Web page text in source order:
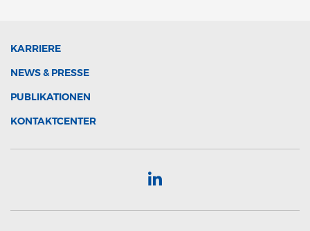
KARRIERE
NEWS & PRESSE
PUBLIKATIONEN
KONTAKTCENTER